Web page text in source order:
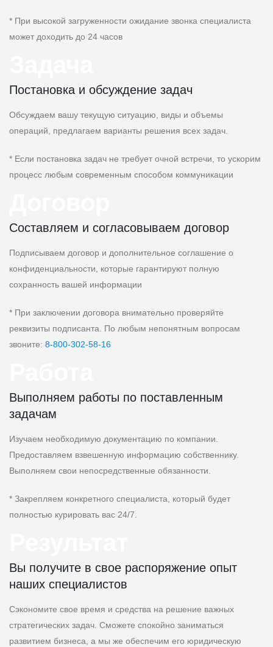
* При высокой загруженности ожидание звонка специалиста
может доходить до 24 часов
Постановка и обсуждение задач
Обсуждаем вашу текущую ситуацию, виды и объемы
операций, предлагаем варианты решения всех задач.
* Если постановка задач не требует очной встречи, то ускорим
процесс любым современным способом коммуникации
Составляем и согласовываем договор
Подписываем договор и дополнительное соглашение о
конфиденциальности, которые гарантируют полную
сохранность вашей информации
* При заключении договора внимательно проверяйте
реквизиты подписанта. По любым непонятным вопросам
звоните: 8‑800‑302‑58‑16
Выполняем работы по поставленным
задачам
Изучаем необходимую документацию по компании.
Предоставляем взвешенную информацию собственнику.
Выполняем свои непосредственные обязанности.
* Закрепляем конкретного специалиста, который будет
полностью курировать вас 24/7.
Вы получите в свое распоряжение опыт
наших специалистов
Сэкономите свое время и средства на решение важных
стратегических задач. Сможете спокойно заниматься
развитием бизнеса, а мы же обеспечим его юридическую